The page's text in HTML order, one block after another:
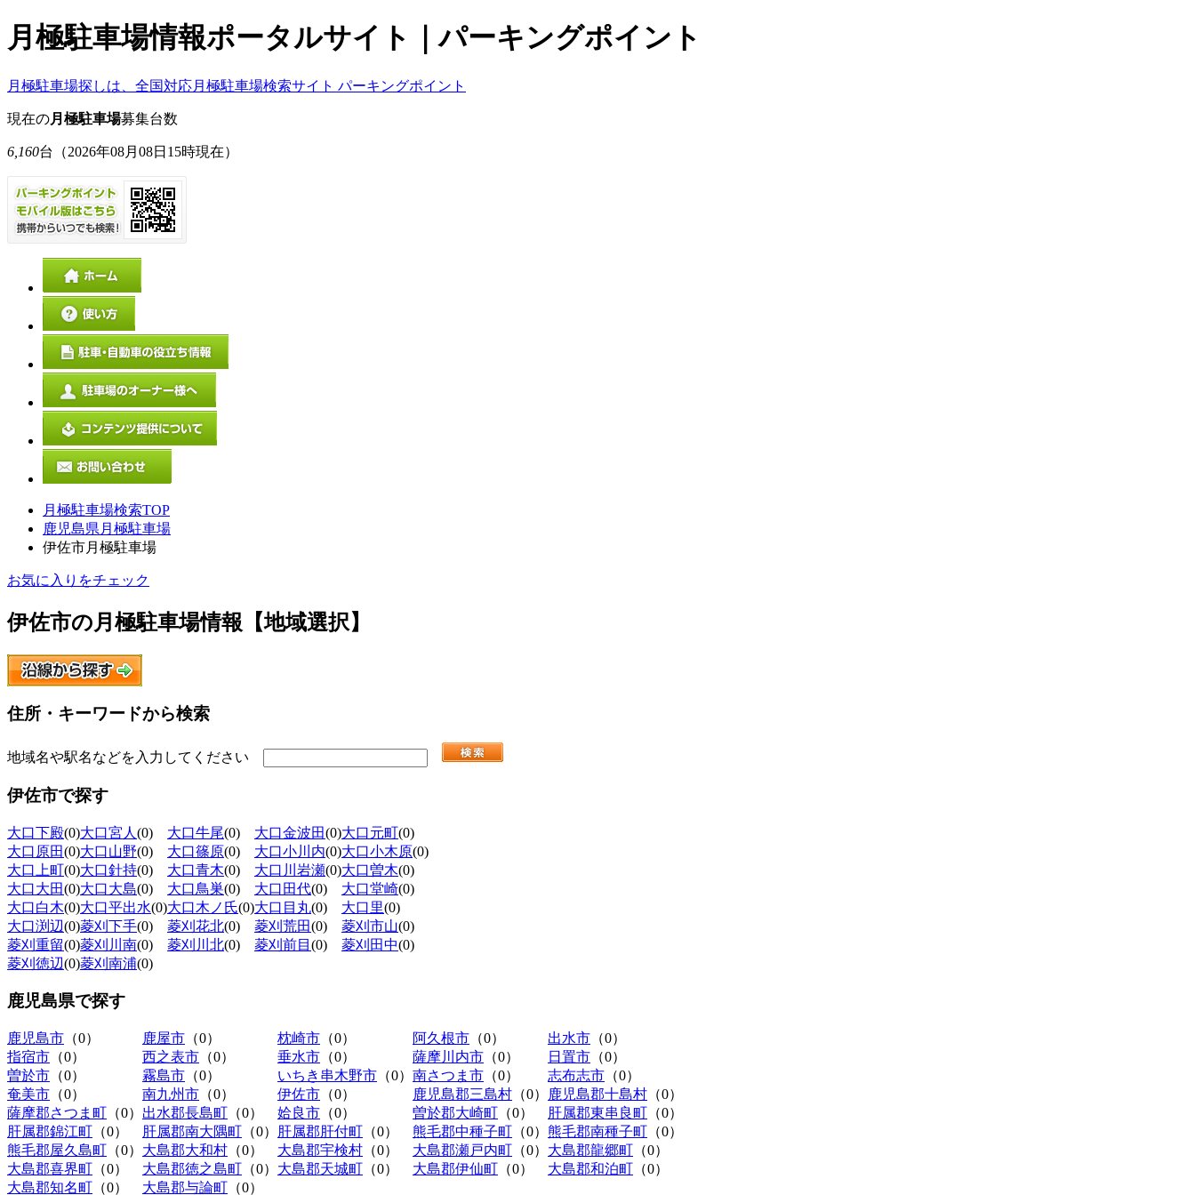
月極駐車場情報ポータルサイト｜パーキングポイント
月極駐車場探しは、全国対応月極駐車場検索サイト パーキングポイント
現在の月極駐車場募集台数
6,160台 （2026年08月08日15時現在）
月極駐車場検索TOP
鹿児島県月極駐車場
伊佐市月極駐車場
お気に入りをチェック
伊佐市の月極駐車場情報【地域選択】
住所・キーワードから検索
地域名や駅名などを入力してください
伊佐市で探す
大口下殿(0)大口宮人 (0) 大口牛尾(0) 大口金波田(0)大口元町(0)
大口原田(0)大口山野(0) 大口篠原(0) 大口小川内(0)大口小木原(0)
大口上町(0)大口針持(0) 大口青木(0) 大口川岩瀬(0)大口曽木(0)
大口大田(0)大口大島(0) 大口鳥巣(0) 大口田代(0) 大口堂崎(0)
大口白木(0)大口平出水(0)大口木ノ氏(0)大口目丸(0) 大口里(0)
大口渕辺(0)菱刈下手(0) 菱刈花北(0) 菱刈荒田(0) 菱刈市山(0)
菱刈重留(0)菱刈川南(0) 菱刈川北(0) 菱刈前目 (0) 菱刈田中(0)
菱刈徳辺(0)菱刈南浦(0)
鹿児島県で探す
鹿児島市 （0） 鹿屋市 （0） 枕崎市 （0） 阿久根市 （0） 出水市 （0）
指宿市 （0） 西之表市 （0） 垂水市 （0） 薩摩川内市 （0） 日置市 （0）
曽於市 （0） 霧島市 （0） いちき串木野市 （0） 南さつま市 （0） 志布志市 （0）
奄美市 （0） 南九州市 （0） 伊佐市 （0） 鹿児島郡三島村 （0） 鹿児島郡十島村 （0）
薩摩郡さつま町 （0） 出水郡長島町 （0） 姶良市 （0） 曽於郡大崎町 （0） 肝属郡東串良町 （0）
肝属郡錦江町 （0） 肝属郡南大隅町 （0） 肝属郡肝付町 （0） 熊毛郡中種子町 （0） 熊毛郡南種子町 （0）
熊毛郡屋久島町 （0） 大島郡大和村 （0） 大島郡宇検村 （0） 大島郡瀬戸内町 （0） 大島郡龍郷町 （0）
大島郡喜界町 （0） 大島郡徳之島町 （0） 大島郡天城町 （0） 大島郡伊仙町 （0） 大島郡和泊町 （0）
大島郡知名町 （0） 大島郡与論町 （0）